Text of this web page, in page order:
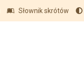
Słownik skrótów